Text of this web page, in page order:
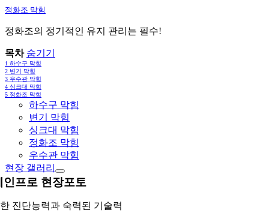
정화조 막힘
정화조의 정기적인 유지 관리는 필수!
목차 숨기기
1 하수구 막힘
2 변기 막힘
3 우수관 막힘
4 싱크대 막힘
5 정화조 막힘
하수구 막힘
변기 막힘
싱크대 막힘
정화조 막힘
우수관 막힘
현장 갤러리
인프로 현장포토
진단능력과 숙력된 기술력